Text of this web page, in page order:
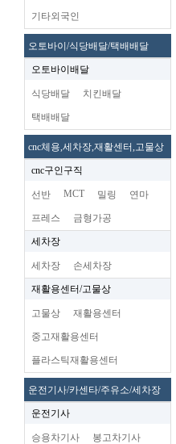
기타외국인
오토바이/식당배달/택배배달
오토바이배달
식당배달 치킨배달
택배배달
cnc체용,세차장,재활센터,고물상
cnc구인구직
선반 MCT 밀링 연마
프레스 금형가공
세차장
세차장 손세차장
재활용센터/고물상
고물상 재활용센터
중고재활용센터
플라스틱재활용센터
운전기사/카센타/주유소/세차장
운전기사
승용차기사 봉고차기사